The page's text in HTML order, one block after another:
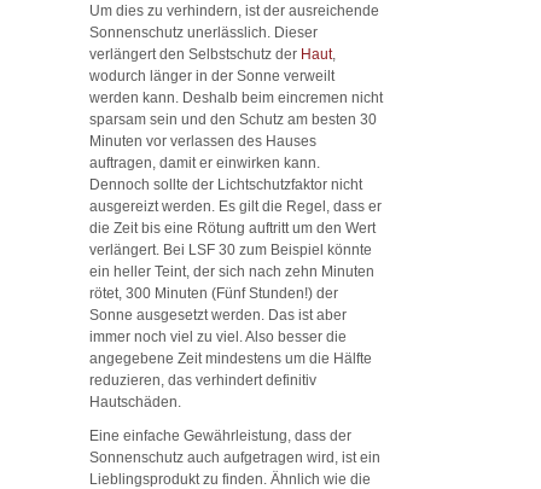
Um dies zu verhindern, ist der ausreichende
Sonnenschutz unerlässlich. Dieser
verlängert den Selbstschutz der Haut,
wodurch länger in der Sonne verweilt
werden kann. Deshalb beim eincremen nicht
sparsam sein und den Schutz am besten 30
Minuten vor verlassen des Hauses
auftragen, damit er einwirken kann.
Dennoch sollte der Lichtschutzfaktor nicht
ausgereizt werden. Es gilt die Regel, dass er
die Zeit bis eine Rötung auftritt um den Wert
verlängert. Bei LSF 30 zum Beispiel könnte
ein heller Teint, der sich nach zehn Minuten
rötet, 300 Minuten (Fünf Stunden!) der
Sonne ausgesetzt werden. Das ist aber
immer noch viel zu viel. Also besser die
angegebene Zeit mindestens um die Hälfte
reduzieren, das verhindert definitiv
Hautschäden.
Eine einfache Gewährleistung, dass der
Sonnenschutz auch aufgetragen wird, ist ein
Lieblingsprodukt zu finden. Ähnlich wie die